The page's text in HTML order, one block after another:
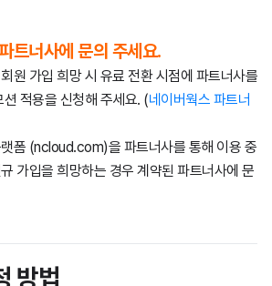
트너사에 문의 주세요.
원 가입 희망 시 유료 전환 시점에 파트너사를
적용을 신청해 주세요. (네이버웍스 파트너
폼 (ncloud.com)을 파트너사를 통해 이용 중
가입을 희망하는 경우 계약된 파트너사에 문
방법